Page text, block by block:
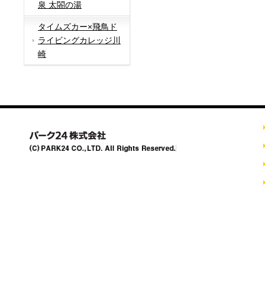
泉 太閤の湯
タイムズカー×飛鳥ド
ライビングカレッジ川
崎